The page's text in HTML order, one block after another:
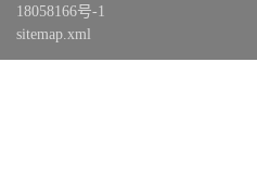
18058166号-1
sitemap.xml